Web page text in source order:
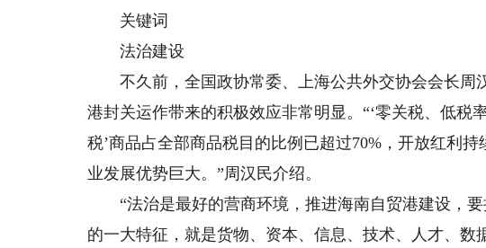
关键词
法治建设
不久前，全国政协常委、上海公共外交协会会长周
港封关运作带来的积极效应非常明显。“‘零关税、低税
税’商品占全部商品税目的比例已超过70%，开放红利
业发展优势巨大。”周汉民介绍。
“法治是最好的营商环境，推进海南自贸港建设，要
的一大特征，就是货物、资本、信息、技术、人才、